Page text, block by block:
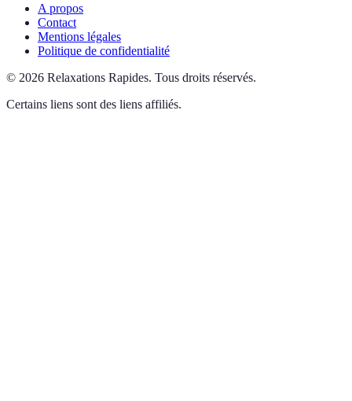
A propos
Contact
Mentions légales
Politique de confidentialité
© 2026 Relaxations Rapides. Tous droits réservés.
Certains liens sont des liens affiliés.